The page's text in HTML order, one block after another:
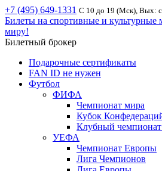
+7 (495) 649-1331 С 10 до 19 (Мск), Вых:
Билеты на спортивные и культурные
миру!
Билетный брокер
Подарочные сертификаты
FAN ID не нужен
Футбол
ФИФА
Чемпионат мира
Кубок
Клубный
УЕФА
Чемпионат Европы
Лига Чемпионов